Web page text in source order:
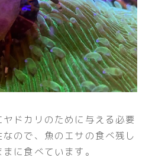
ドカリのために与える必要
ので、魚のエサの食べ残し
に食べています。